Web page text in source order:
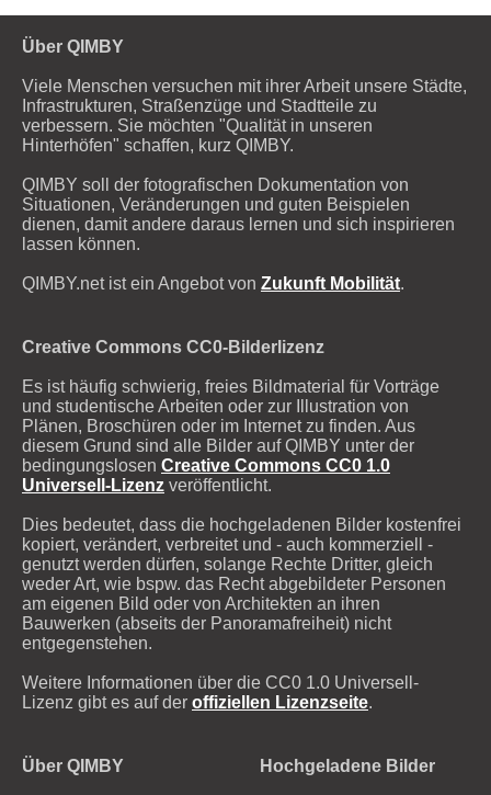
Über QIMBY
Viele Menschen versuchen mit ihrer Arbeit unsere Städte,
Infrastrukturen, Straßenzüge und Stadtteile zu
verbessern. Sie möchten "Qualität in unseren
Hinterhöfen" schaffen, kurz QIMBY.
QIMBY soll der fotografischen Dokumentation von
Situationen, Veränderungen und guten Beispielen
dienen, damit andere daraus lernen und sich inspirieren
lassen können.
QIMBY.net ist ein Angebot von Zukunft Mobilität.
Creative Commons CC0-Bilderlizenz
Es ist häufig schwierig, freies Bildmaterial für Vorträge
und studentische Arbeiten oder zur Illustration von
Plänen, Broschüren oder im Internet zu finden. Aus
diesem Grund sind alle Bilder auf QIMBY unter der
bedingungslosen Creative Commons CC0 1.0
Universell-Lizenz veröffentlicht.
Dies bedeutet, dass die hochgeladenen Bilder kostenfrei
kopiert, verändert, verbreitet und - auch kommerziell -
genutzt werden dürfen, solange Rechte Dritter, gleich
weder Art, wie bspw. das Recht abgebildeter Personen
am eigenen Bild oder von Architekten an ihren
Bauwerken (abseits der Panoramafreiheit) nicht
entgegenstehen.
Weitere Informationen über die CC0 1.0 Universell-
Lizenz gibt es auf der offiziellen Lizenzseite.
Über QIMBY Hochgeladene Bilder